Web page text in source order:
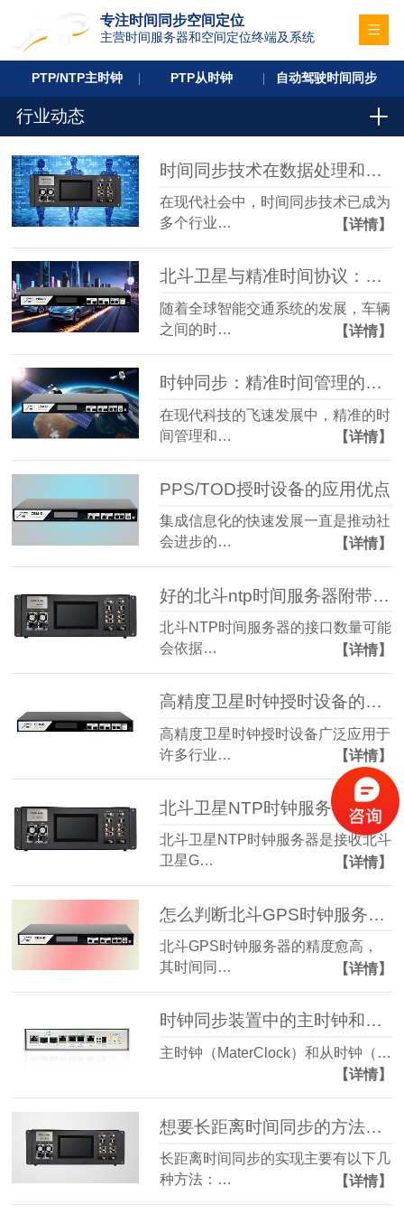
专注时间同步空间定位
主营时间服务器和空间定位终端及系统
PTP/NTP主时钟 PTP从时钟 自动驾驶时间同步
行业动态
时间同步技术在数据处理和能源行业中的关键应用
在现代社会中，时间同步技术已成为
多个行业…
【详情】
北斗卫星与精准时间协议：保障智能交通系统的关键
随着全球智能交通系统的发展，车辆
之间的时…
【详情】
时钟同步：精准时间管理的未来
在现代科技的飞速发展中，精准的时
间管理和…
【详情】
PPS/TOD授时设备的应用优点
集成信息化的快速发展一直是推动社
会进步的…
【详情】
好的北斗ntp时间服务器附带几个接口
北斗NTP时间服务器的接口数量可能
会依据…
【详情】
高精度卫星时钟授时设备的使用行业有哪些？
高精度卫星时钟授时设备广泛应用于
许多行业…
【详情】
北斗卫星NTP时钟服务器使用条件都有那些
北斗卫星NTP时钟服务器是接收北斗
卫星G…
【详情】
怎么判断北斗GPS时钟服务器的精度
北斗GPS时钟服务器的精度愈高，
其时间同…
【详情】
时钟同步装置中的主时钟和从时钟重要性有哪些？
主时钟（MaterClock）和从时钟（…
【详情】
想要长距离时间同步的方法有那些
长距离时间同步的实现主要有以下几
种方法：…
【详情】